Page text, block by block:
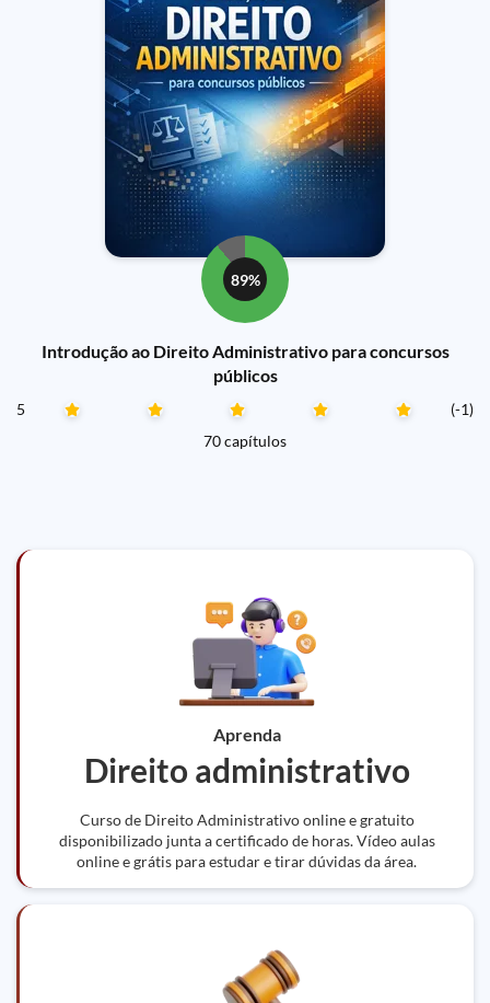
89%
Introdução ao Direito Administrativo para concursos
públicos
5
(-1)
70 capítulos
Aprenda
Direito administrativo
Curso de Direito Administrativo online e gratuito
disponibilizado junta a certificado de horas. Vídeo aulas
online e grátis para estudar e tirar dúvidas da área.